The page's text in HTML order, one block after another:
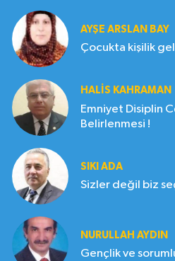
AYŞE ARSLAN BAY
Çocukta kişilik
HALIS KAHRAMAN
Emniyet Disiplin
Belirlenmesi !
SIKI ADA
Sizler değil biz
NURULLAH AYDIN
Gençlik ve